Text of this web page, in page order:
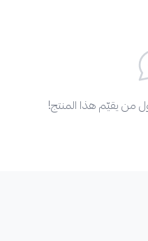
من يقيّم هذا المنتج!